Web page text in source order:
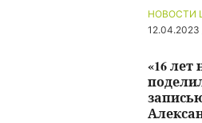
НОВОСТИ
12.04.2023
«16 лет